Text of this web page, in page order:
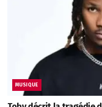
MUSIQUE